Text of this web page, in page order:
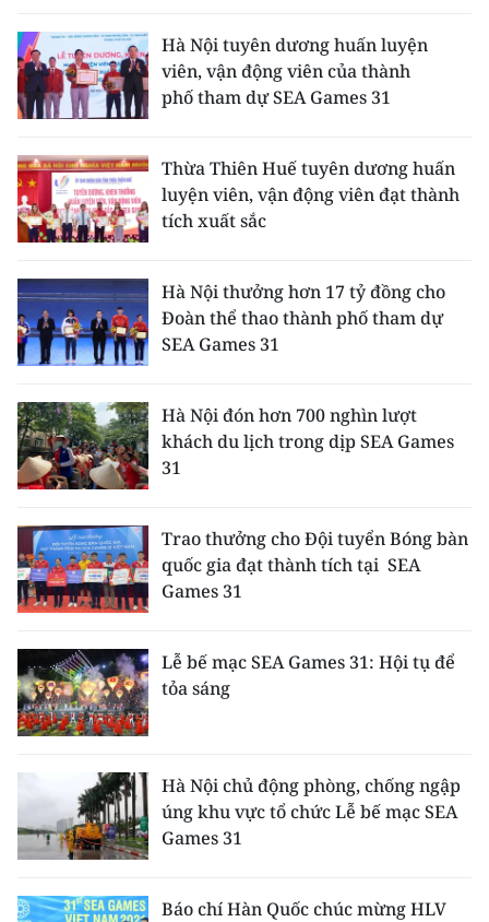
Hà Nội tuyên dương huấn luyện
viên, vận động viên của thành
phố tham dự SEA Games 31
Thừa Thiên Huế tuyên dương huấn
luyện viên, vận động viên đạt thành
tích xuất sắc
Hà Nội thưởng hơn 17 tỷ đồng cho
Đoàn thể thao thành phố tham dự
SEA Games 31
Hà Nội đón hơn 700 nghìn lượt
khách du lịch trong dịp SEA Games
31
Trao thưởng cho Đội tuyển Bóng bàn
quốc gia đạt thành tích tại SEA
Games 31
Lễ bế mạc SEA Games 31: Hội tụ để
tỏa sáng
Hà Nội chủ động phòng, chống ngập
úng khu vực tổ chức Lễ bế mạc SEA
Games 31
Báo chí Hàn Quốc chúc mừng HLV